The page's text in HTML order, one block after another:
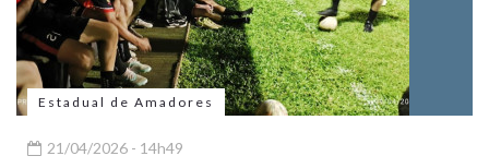
Estadual de Amadores
21/04/2026 - 14h49